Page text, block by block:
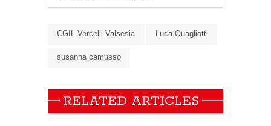
CGIL Vercelli Valsesia Luca Quagliotti
susanna camusso
RELATED ARTICLES